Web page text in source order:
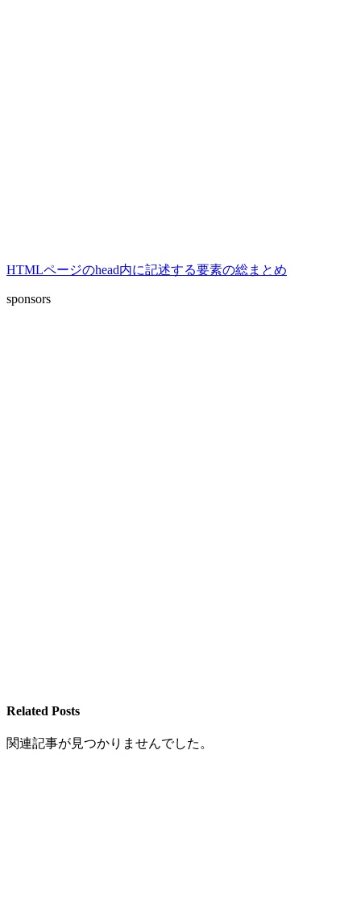
HTMLページのhead内に記述する要素の総まとめ
sponsors
Related Posts
関連記事が見つかりませんでした。